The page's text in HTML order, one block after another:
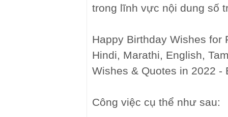
trong lĩnh vực nội dung số
Happy Birthday Wishes for
Hindi, Marathi, English,
Wishes & Quotes in 2022 -
Công việc cụ thể như sau: